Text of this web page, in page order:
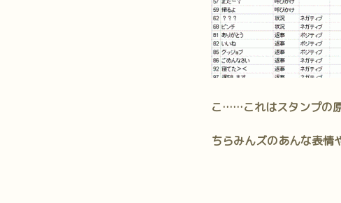
こ……これはスタンプの
ちらみんズのあんな表